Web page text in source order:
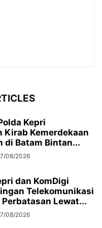
Kepri
Kirab Kemerdekaan
di Batam Bintan...
08/2026
dan KomDigi
Telekomunikasi
Lewat...
08/2026